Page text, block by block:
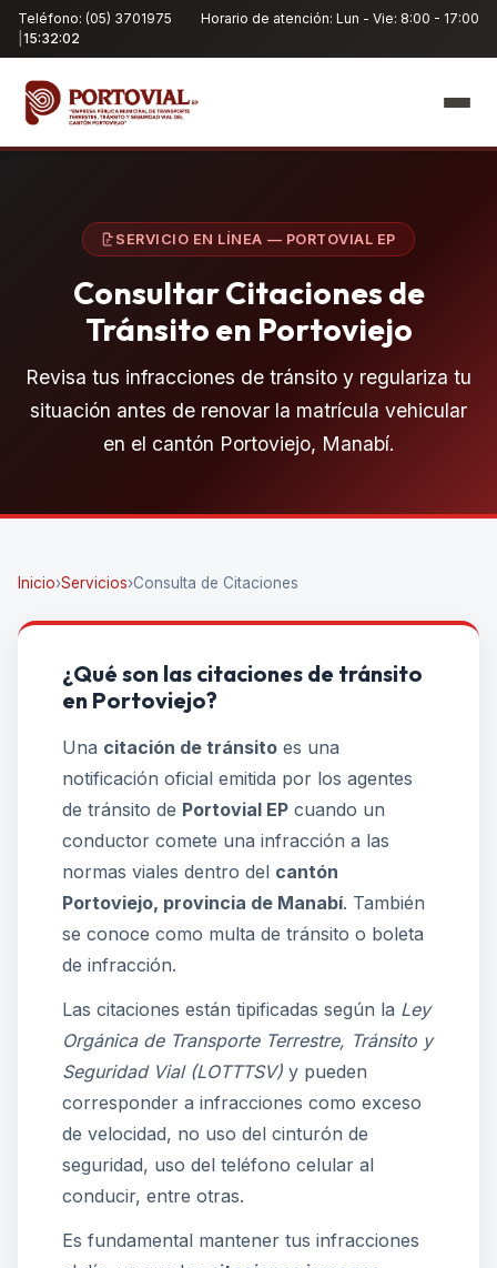
Teléfono: (05) 3701975
Horario de atención: Lun - Vie: 8:00 - 17:00
15:32:03
SERVICIO EN LÍNEA — PORTOVIAL EP
Consultar Citaciones de
Tránsito en Portoviejo
Revisa tus infracciones de tránsito y regulariza tu
situación antes de renovar la matrícula vehicular
en el cantón Portoviejo, Manabí.
Inicio›Servicios›Consulta de Citaciones
¿Qué son las citaciones de tránsito
en Portoviejo?
Una citación de tránsito es una
notificación oficial emitida por los agentes
de tránsito de Portovial EP cuando un
conductor comete una infracción a las
normas viales dentro del cantón
Portoviejo, provincia de Manabí. También
se conoce como multa de tránsito o boleta
de infracción.
Las citaciones están tipificadas según la Ley
Orgánica de Transporte Terrestre, Tránsito y
Seguridad Vial (LOTTTSV) y pueden
corresponder a infracciones como exceso
de velocidad, no uso del cinturón de
seguridad, uso del teléfono celular al
conducir, entre otras.
Es fundamental mantener tus infracciones